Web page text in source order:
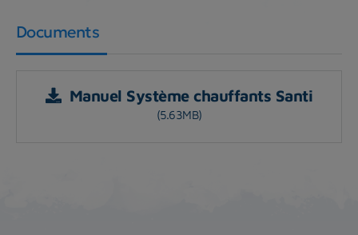
Documents
Manuel Système chauffants Santi
(5.63MB)